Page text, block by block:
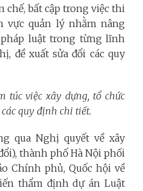
bất cập trong việc thi
vực quản lý nhằm nâng
luật trong từng lĩnh
đề xuất sửa đổi các quy
túc việc xây dựng, tổ chức
quy định chi tiết.
qua Nghị quyết về xây
thành phố Hà Nội phối
Chính phủ, Quốc hội về
thẩm định dự án Luật